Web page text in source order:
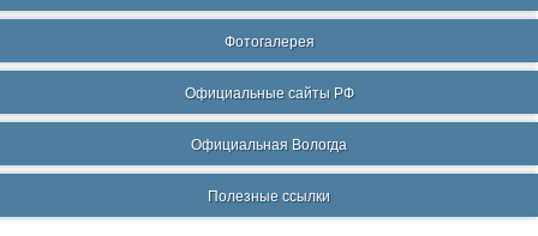
Фотогалерея
Официальные сайты РФ
Официальная Вологда
Полезные ссылки